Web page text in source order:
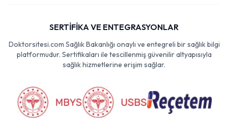
SERTİFİKA VE ENTEGRASYONLAR
Doktorsitesi.com Sağlık Bakanlığı onaylı ve entegreli bir sağlık bilgi
platformudur. Sertifikaları ile tescillenmiş güvenilir altyapısıyla
sağlık hizmetlerine erişim sağlar.